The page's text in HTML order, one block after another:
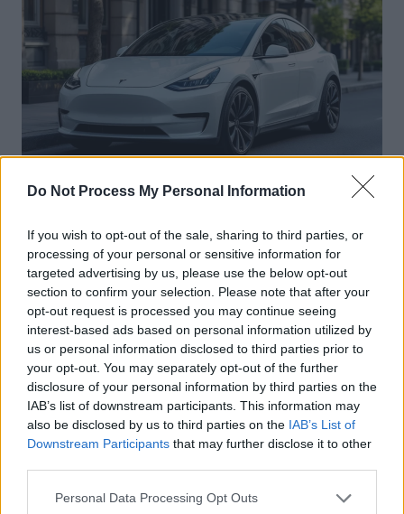
Do Not Process My Personal Information
If you wish to opt-out of the sale, sharing to third parties, or
processing of your personal or sensitive information for
targeted advertising by us, please use the below opt-out
section to confirm your selection. Please note that after your
opt-out request is processed you may continue seeing
interest-based ads based on personal information utilized by
us or personal information disclosed to third parties prior to
your opt-out. You may separately opt-out of the further
disclosure of your personal information by third parties on the
IAB’s list of downstream participants. This information may
also be disclosed by us to third parties on the IAB’s List of
Downstream Participants that may further disclose it to other
Personal Data Processing Opt Outs
Elon Musk nuirait gravement à Tesla
selon une étude européenne
Auto Pour Vous 5 août 2026 0